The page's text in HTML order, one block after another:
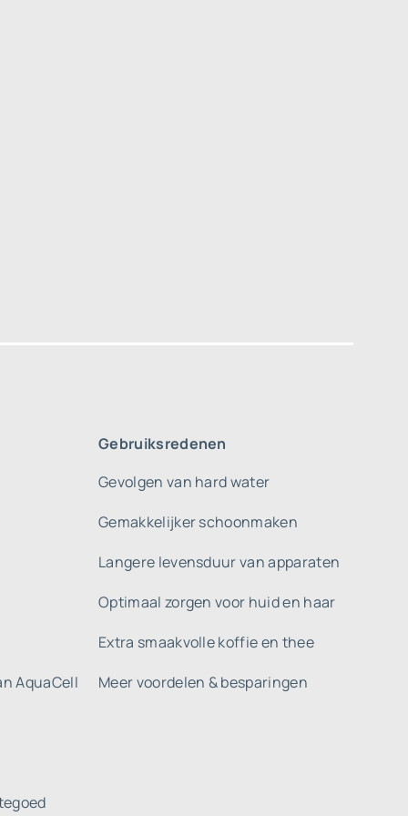
AquaCell
Gebruiksredenen
Gevolgen van hard water
Gemakkelijker schoonmaken
Langere levensduur van apparaten
Optimaal zorgen voor huid en haar
Extra smaakvolle koffie en thee
Meer voordelen & besparingen